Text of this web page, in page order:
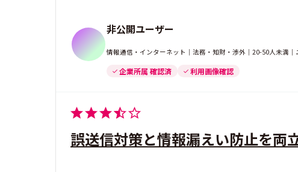
非公開ユーザー
情報通信・インターネット｜法務・知財・渉外｜20-50人未満
企業所属 確認済 利用画像確認
誤送信対策と情報漏えい防止を両